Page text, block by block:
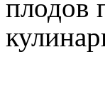
плодов